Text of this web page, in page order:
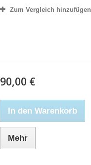
Zum Vergleich hinzufügen
90,00 €
In den Warenkorb
Mehr